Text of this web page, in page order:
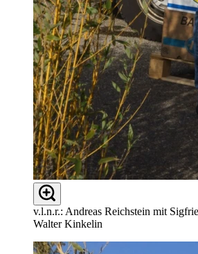
v.l.n.r.: Andreas Reichstein mit
Walter Kinkelin